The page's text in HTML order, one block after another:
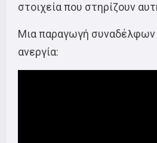
στοιχεία που στηρίζουν
Μια παραγωγή συναδέλφων
ανεργία: